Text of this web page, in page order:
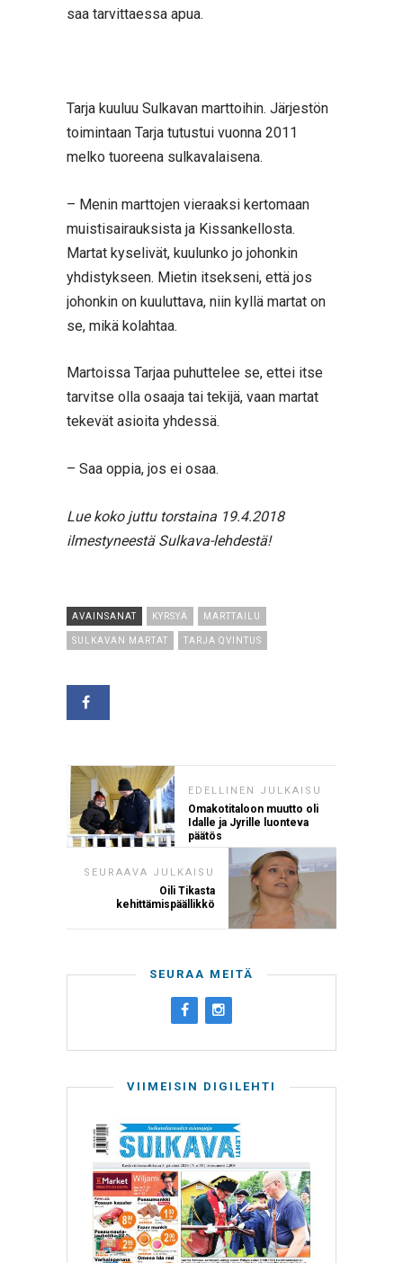
saa tarvittaessa apua.
Tarja kuuluu Sulkavan marttoihin. Järjestön
toimintaan Tarja tutustui vuonna 2011
melko tuoreena sulkavalaisena.
– Menin marttojen vieraaksi kertomaan
muistisairauksista ja Kissankellosta.
Martat kyselivät, kuulunko jo johonkin
yhdistykseen. Mietin itsekseni, että jos
johonkin on kuuluttava, niin kyllä martat on
se, mikä kolahtaa.
Martoissa Tarjaa puhuttelee se, ettei itse
tarvitse olla osaaja tai tekijä, vaan martat
tekevät asioita yhdessä.
– Saa oppia, jos ei osaa.
Lue koko juttu torstaina 19.4.2018
ilmestyneestä Sulkava-lehdestä!
AVAINSANAT KYRSYÄ MARTTAILU
SULKAVAN MARTAT TARJA QVINTUS
EDELLINEN JULKAISU
Omakotitaloon muutto oli
Idalle ja Jyrille luonteva
päätös
SEURAAVA JULKAISU
Oili Tikasta
kehittämispäällikkö
SEURAA MEITÄ
VIIMEISIN DIGILEHTI